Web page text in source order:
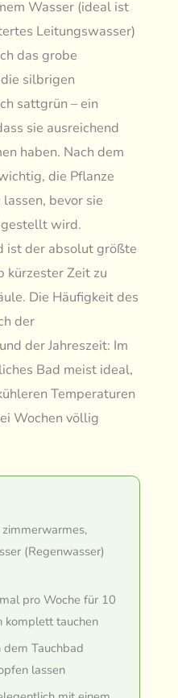
Wasser (ideal ist
Leitungswasser)
das grobe
silbrigen
sattgrün – ein
sie ausreichend
haben. Nach dem
die Pflanze
bevor sie
wird.
ist der absolut größte
kürzester Zeit zu
Die Häufigkeit des
der
der Jahreszeit: Im
Bad meist ideal,
Temperaturen
Wochen völlig
(Regenwasser)
pro Woche für 10
komplett tauchen
dem Tauchbad
lassen